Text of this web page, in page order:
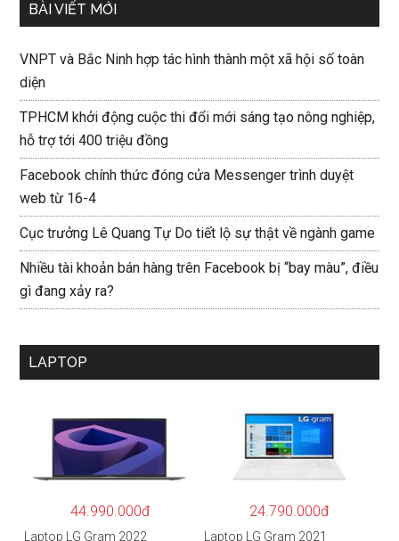
BÀI VIẾT MỚI
VNPT và Bắc Ninh hợp tác hình thành một xã hội số toàn
diện
TPHCM khởi động cuộc thi đổi mới sáng tạo nông nghiệp,
hỗ trợ tới 400 triệu đồng
Facebook chính thức đóng cửa Messenger trình duyệt
web từ 16-4
Cục trưởng Lê Quang Tự Do tiết lộ sự thật về ngành game
Nhiều tài khoản bán hàng trên Facebook bị “bay màu”, điều
gì đang xảy ra?
LAPTOP
44.990.000đ
Laptop LG Gram 2022
24.790.000đ
Laptop LG Gram 2021